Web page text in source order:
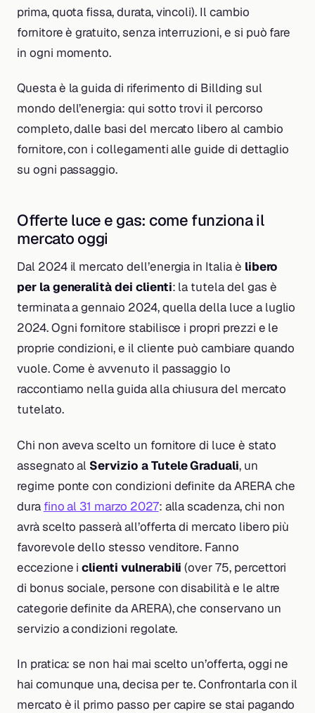
prima, quota fissa, durata, vincoli). Il cambio
fornitore è gratuito, senza interruzioni, e si può fare
in ogni momento.
Questa è la guida di riferimento di Billding sul
mondo dell’energia: qui sotto trovi il percorso
completo, dalle basi del mercato libero al cambio
fornitore, con i collegamenti alle guide di dettaglio
su ogni passaggio.
Offerte luce e gas: come funziona il
mercato oggi
Dal 2024 il mercato dell’energia in Italia è libero
per la generalità dei clienti: la tutela del gas è
terminata a gennaio 2024, quella della luce a luglio
2024. Ogni fornitore stabilisce i propri prezzi e le
proprie condizioni, e il cliente può cambiare quando
vuole. Come è avvenuto il passaggio lo
raccontiamo nella guida alla chiusura del mercato
tutelato.
Chi non aveva scelto un fornitore di luce è stato
assegnato al Servizio a Tutele Graduali, un
regime ponte con condizioni definite da ARERA che
dura fino al 31 marzo 2027: alla scadenza, chi non
avrà scelto passerà all’offerta di mercato libero più
favorevole dello stesso venditore. Fanno
eccezione iclienti vulnerabili (over 75, percettori
di bonus sociale, persone con disabilità e le altre
categorie definite da ARERA), che conservano un
servizio a condizioni regolate.
In pratica: se non hai mai scelto un’offerta, oggi ne
hai comunque una, decisa per te. Confrontarla con il
mercato è il primo passo per capire se stai pagando